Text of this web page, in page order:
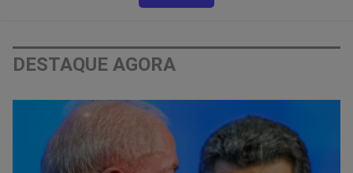
DESTAQUE AGORA